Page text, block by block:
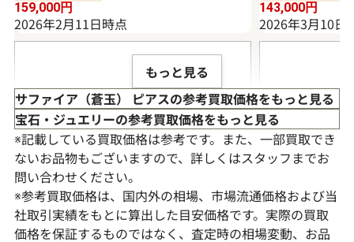
159,000円
2026年2月11日時点
143,000円
2026年3月10日
もっと見る
サファイア（蒼玉） ピアスの参考買取価格をもっと見る
宝石・ジュエリーの参考買取価格をもっと見る
※記載している買取価格は参考です。また、一部買取でき
ないお品物もございますので、詳しくはスタッフまでお
問い合わせください。
※参考買取価格は、国内外の相場、市場流通価格および当
社取引実績をもとに算出した目安価格です。実際の買取
価格を保証するものではなく、査定時の相場変動、お品